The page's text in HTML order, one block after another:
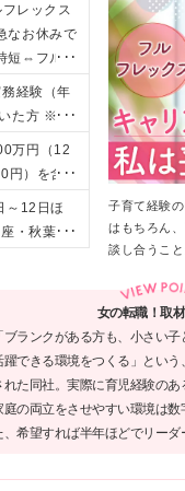
レックス
なお休みで
短⇔フルタ
経験（年
た方 ※日
級程度の
の実務経
事や育児
、ライフ
心して長
万円（12
円）を含
（期間
1回あり！
という想い
～12日ほ
・秋葉
・アウト
引をいた
駿河台3-5-
務地
子育て経験
はもちろん
談し合うこ
女の転職！取
「ブランクがある方も、小さい
躍できる環境をつくる」とい
れた同社。実際に育児経験の
庭の両立をさせやすい環境は数
、希望すれば半年ほどでリーダ
キャリアアップも目指したい